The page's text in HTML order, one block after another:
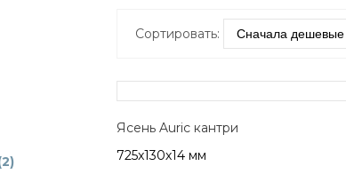
Сортировать:
Ясень Auric кантри
725x130х14 мм